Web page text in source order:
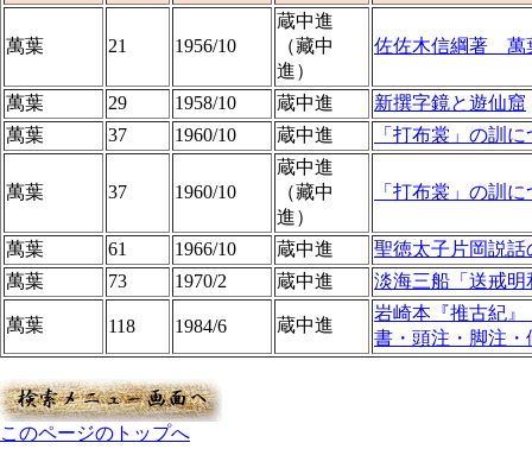
萬葉 21 1956/10
蔵中進
（藏中
進）
佐佐木信綱著 萬
萬葉 29 1958/10 蔵中進
新撰字鏡と遊仙窟
萬葉
37 1960/10 蔵中進 「打布裳」の訓
萬葉 37 1960/10
蔵中進
（藏中
進）
「打布裳」の訓
萬葉 61 1966/10 蔵中進
聖徳太子片岡説話
萬葉
73 1970/2 蔵中進 淡海三船「送戒明
萬葉 118 1984/6 蔵中進
岩崎本『推古紀
書・頭注・脚注・
このページのトップへ